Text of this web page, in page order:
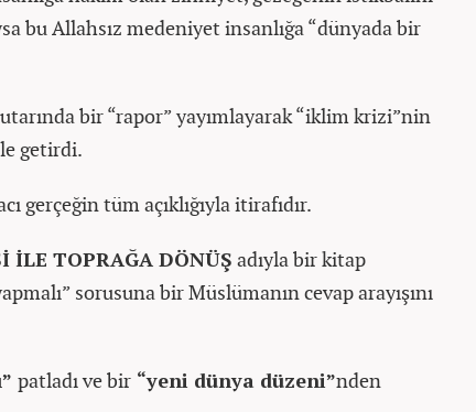
bu Allahsız medeniyet insanlığa “dünyada bir
bir “rapor” yayımlayarak “iklim krizi”nin
getirdi.
gerçeğin tüm açıklığıyla itirafıdır.
İLE TOPRAĞA DÖNÜŞ adıyla bir kitap
sorusuna bir Müslümanın cevap arayışını
patladı ve bir “yeni dünya düzeni”nden